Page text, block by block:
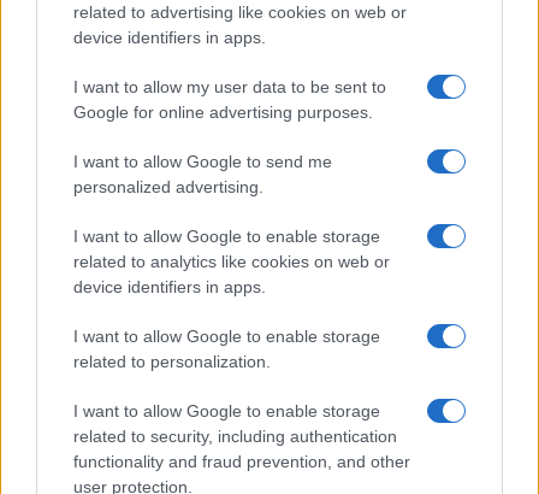
related to advertising like cookies on web or
device identifiers in apps.
I want to allow my user data to be sent to
Google for online advertising purposes.
I want to allow Google to send me
personalized advertising.
I want to allow Google to enable storage
related to analytics like cookies on web or
device identifiers in apps.
I want to allow Google to enable storage
related to personalization.
I want to allow Google to enable storage
related to security, including authentication
functionality and fraud prevention, and other
user protection.
25 Μαρτίου 2025 16:58
Χρόνια Πολλά Ελλάδα!
Tasos (@tasos)
Active Member
25 Μαρτίου 2025 17:23
Το ΄΄ Πάντα Ελεύθεροι΄΄ προϋποθέτει
κοινωνική συνοχή και στρατιωτική ισχύ….
Χρόνια πολλά σε όλους!
Reply